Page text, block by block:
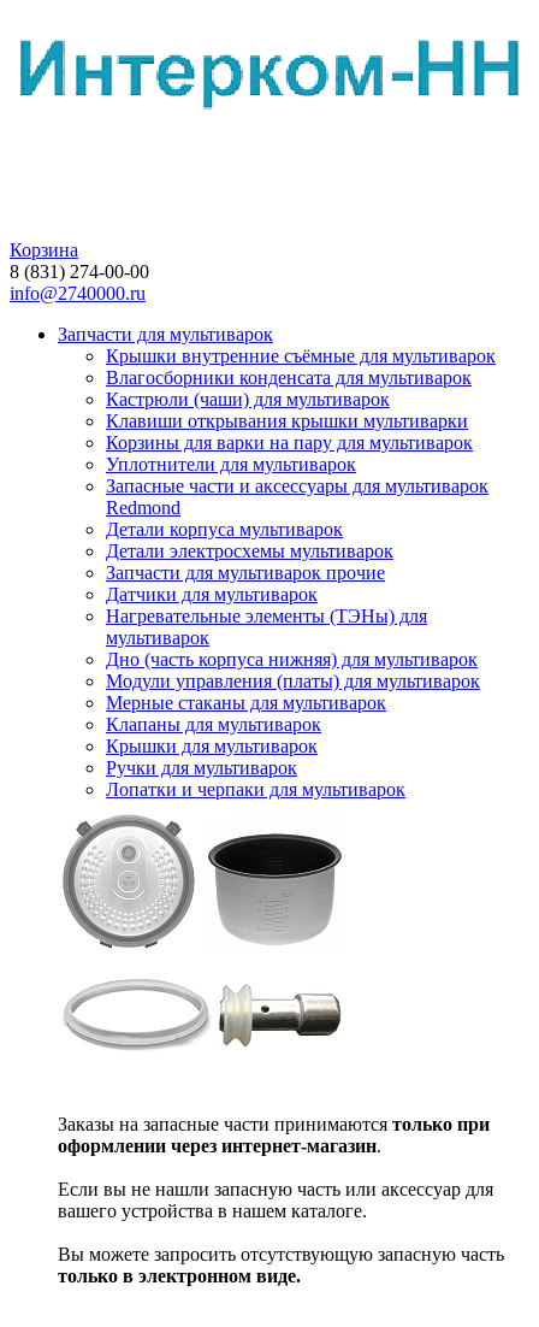
Корзина
8 (831) 274-00-00
info@2740000.ru
Запчасти для мультиварок
Крышки внутренние съёмные для мультиварок
Влагосборники конденсата для мультиварок
Кастрюли (чаши) для мультиварок
Клавиши открывания крышки мультиварки
Корзины для варки на пару для мультиварок
Уплотнители для мультиварок
Запасные части и аксессуары для мультиварок
Redmond
Детали корпуса мультиварок
Детали электросхемы мультиварок
Запчасти для мультиварок прочие
Датчики для мультиварок
Нагревательные элементы (ТЭНы) для
мультиварок
Дно (часть корпуса нижняя) для мультиварок
Модули управления (платы) для мультиварок
Мерные стаканы для мультиварок
Клапаны для мультиварок
Крышки для мультиварок
Ручки для мультиварок
Лопатки и черпаки для мультиварок
Заказы на запасные части принимаются только при
оформлении через интернет-магазин.
Если вы не нашли запасную часть или аксессуар для
вашего устройства в нашем каталоге.
Вы можете запросить отсутствующую запасную часть
только в электронном виде.